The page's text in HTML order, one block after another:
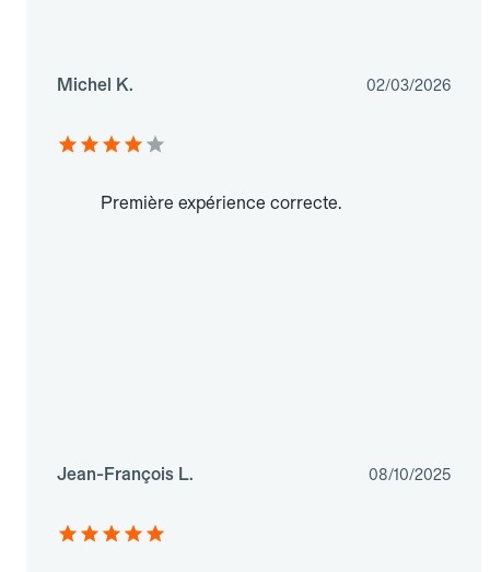
Michel K. 02/03/2026
Première expérience correcte.
Jean-François L. 08/10/2025